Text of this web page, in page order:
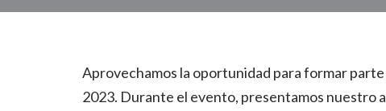
Aprovechamos la oportunidad para formar
2023. Durante el evento, presentamos nuestro